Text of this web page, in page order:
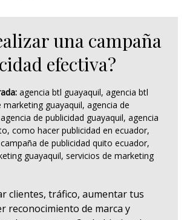
una campaña
efectiva?
agencia btl guayaquil, agencia btl
marketing guayaquil, agencia de
agencia de publicidad guayaquil, agencia
, como hacer publicidad en ecuador,
de publicidad quito ecuador,
guayaquil, servicios de marketing
clientes, tráfico, aumentar tus
reconocimiento de marca y